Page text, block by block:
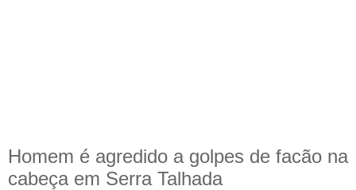
Homem é agredido a golpes de facão na
cabeça em Serra Talhada